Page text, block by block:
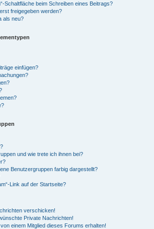
Schaltfläche beim Schreiben eines Beitrags?
freigegeben werden?
als neu?
einfügen?
und wie trete ich ihnen bei?
Benutzergruppen farbig dargestellt?
Link auf der Startseite?
verschicken!
Private Nachrichten!
einem Mitglied dieses Forums erhalten!